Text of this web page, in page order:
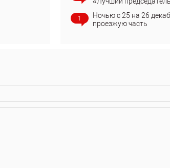
1
Ночью с 25 на 26
проезжую часть